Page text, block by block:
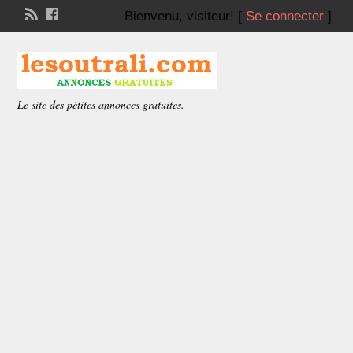
Bienvenu, visiteur! [ Se connecter]
Le site des pétites annonces gratuites.